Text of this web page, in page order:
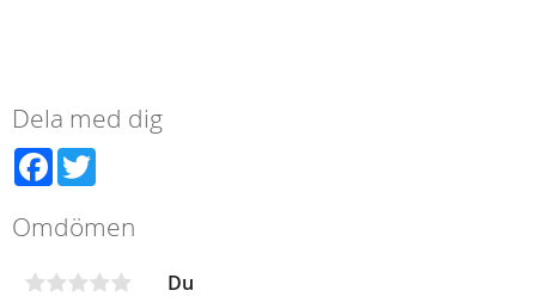
Dela med dig
Facebook
Omdömen
Du